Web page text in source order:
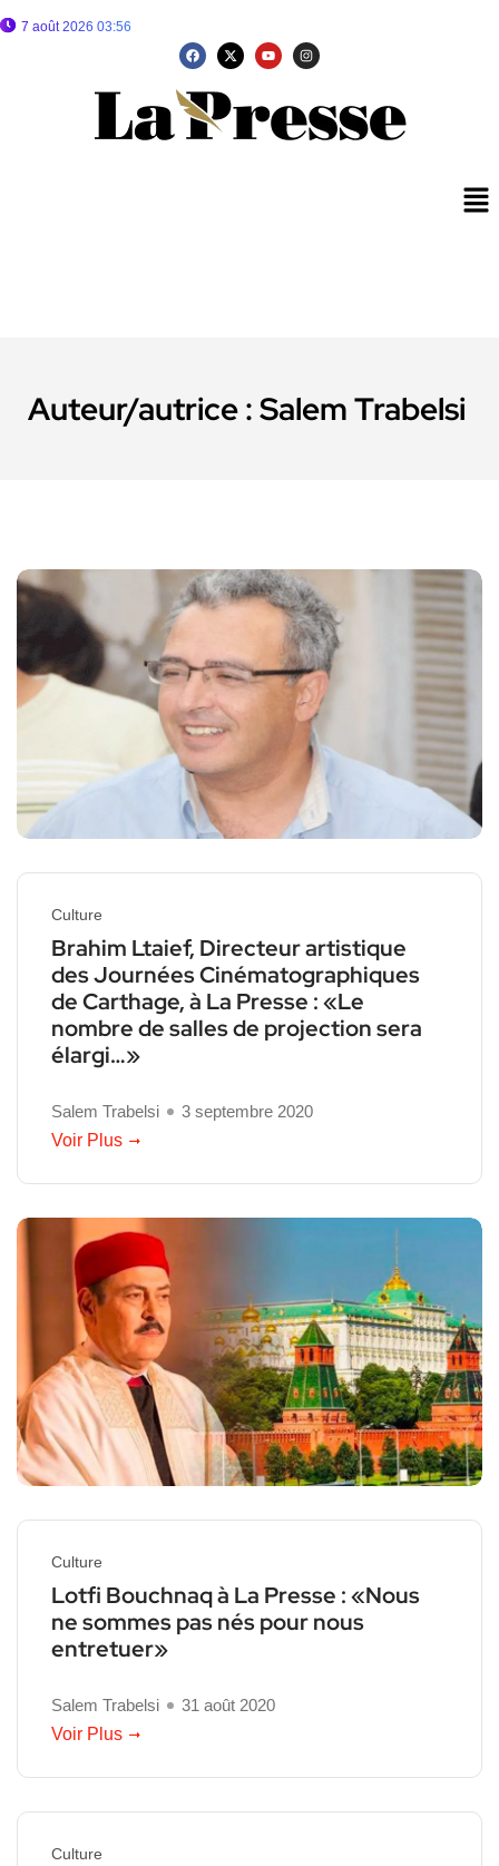
7 août 2026 03:56
Auteur/autrice :Salem Trabelsi
Culture
Brahim Ltaief, Directeur artistique
des Journées Cinématographiques
de Carthage, à La Presse : «Le
nombre de salles de projection sera
élargi…»
Salem Trabelsi
3 septembre 2020
Voir Plus
Culture
Lotfi Bouchnaq à La Presse : «Nous
ne sommes pas nés pour nous
entretuer»
Salem Trabelsi
31 août 2020
Voir Plus
Culture